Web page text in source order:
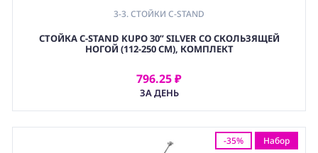
3-3. СТОЙКИ C-STAND
СТОЙКА C-STAND KUPO 30” SILVER СО СКОЛЬЗЯЩЕЙ
НОГОЙ (112-250 СМ), КОМПЛЕКТ
796.25 ₽
ЗА ДЕНЬ
АРЕНДОВАТЬ
-35% Набор